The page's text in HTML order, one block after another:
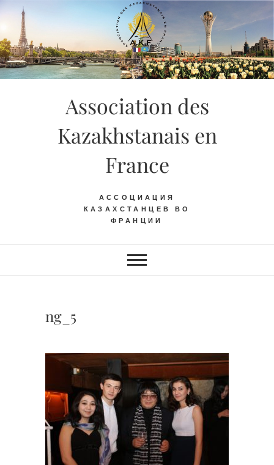
Skip
content
Association des
Kazakhstanais en
France
АССОЦИАЦИЯ
КАЗАХСТАНЦЕВ ВО
ФРАНЦИИ
ng_5